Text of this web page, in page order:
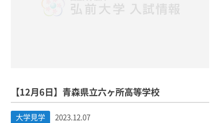
【12月6日】青森県立六ヶ所高等学校
大学見学 2023.12.07